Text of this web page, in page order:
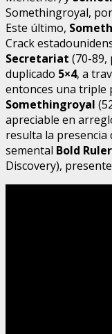
Somethingroyal,
Este último,
Crack
Secretariat (70-89,
duplicado 5×4, a
entonces una triple
Somethingroyal
apreciable en
resulta la presencia
semental Bold Ruler
Discovery),